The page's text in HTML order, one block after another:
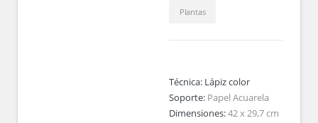
Plantas
Técnica: Lápiz color
Soporte: Papel Acuarela
Dimensiones:42 x 29,7 cm